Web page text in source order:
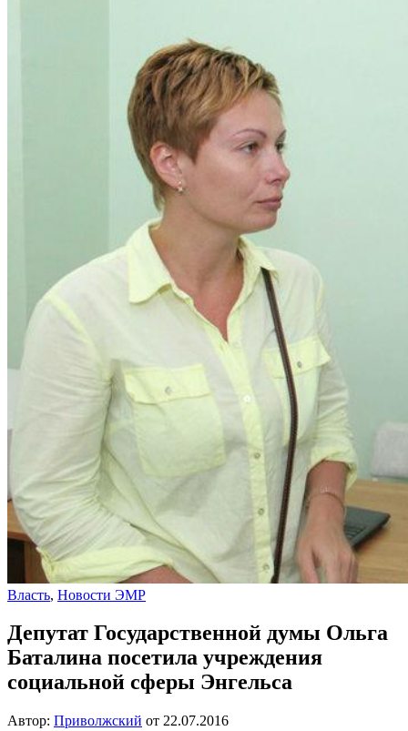
Власть, Новости ЭМР
Депутат Государственной думы Ольга
Баталина посетила учреждения
социальной сферы Энгельса
Автор: Приволжский от 22.07.2016